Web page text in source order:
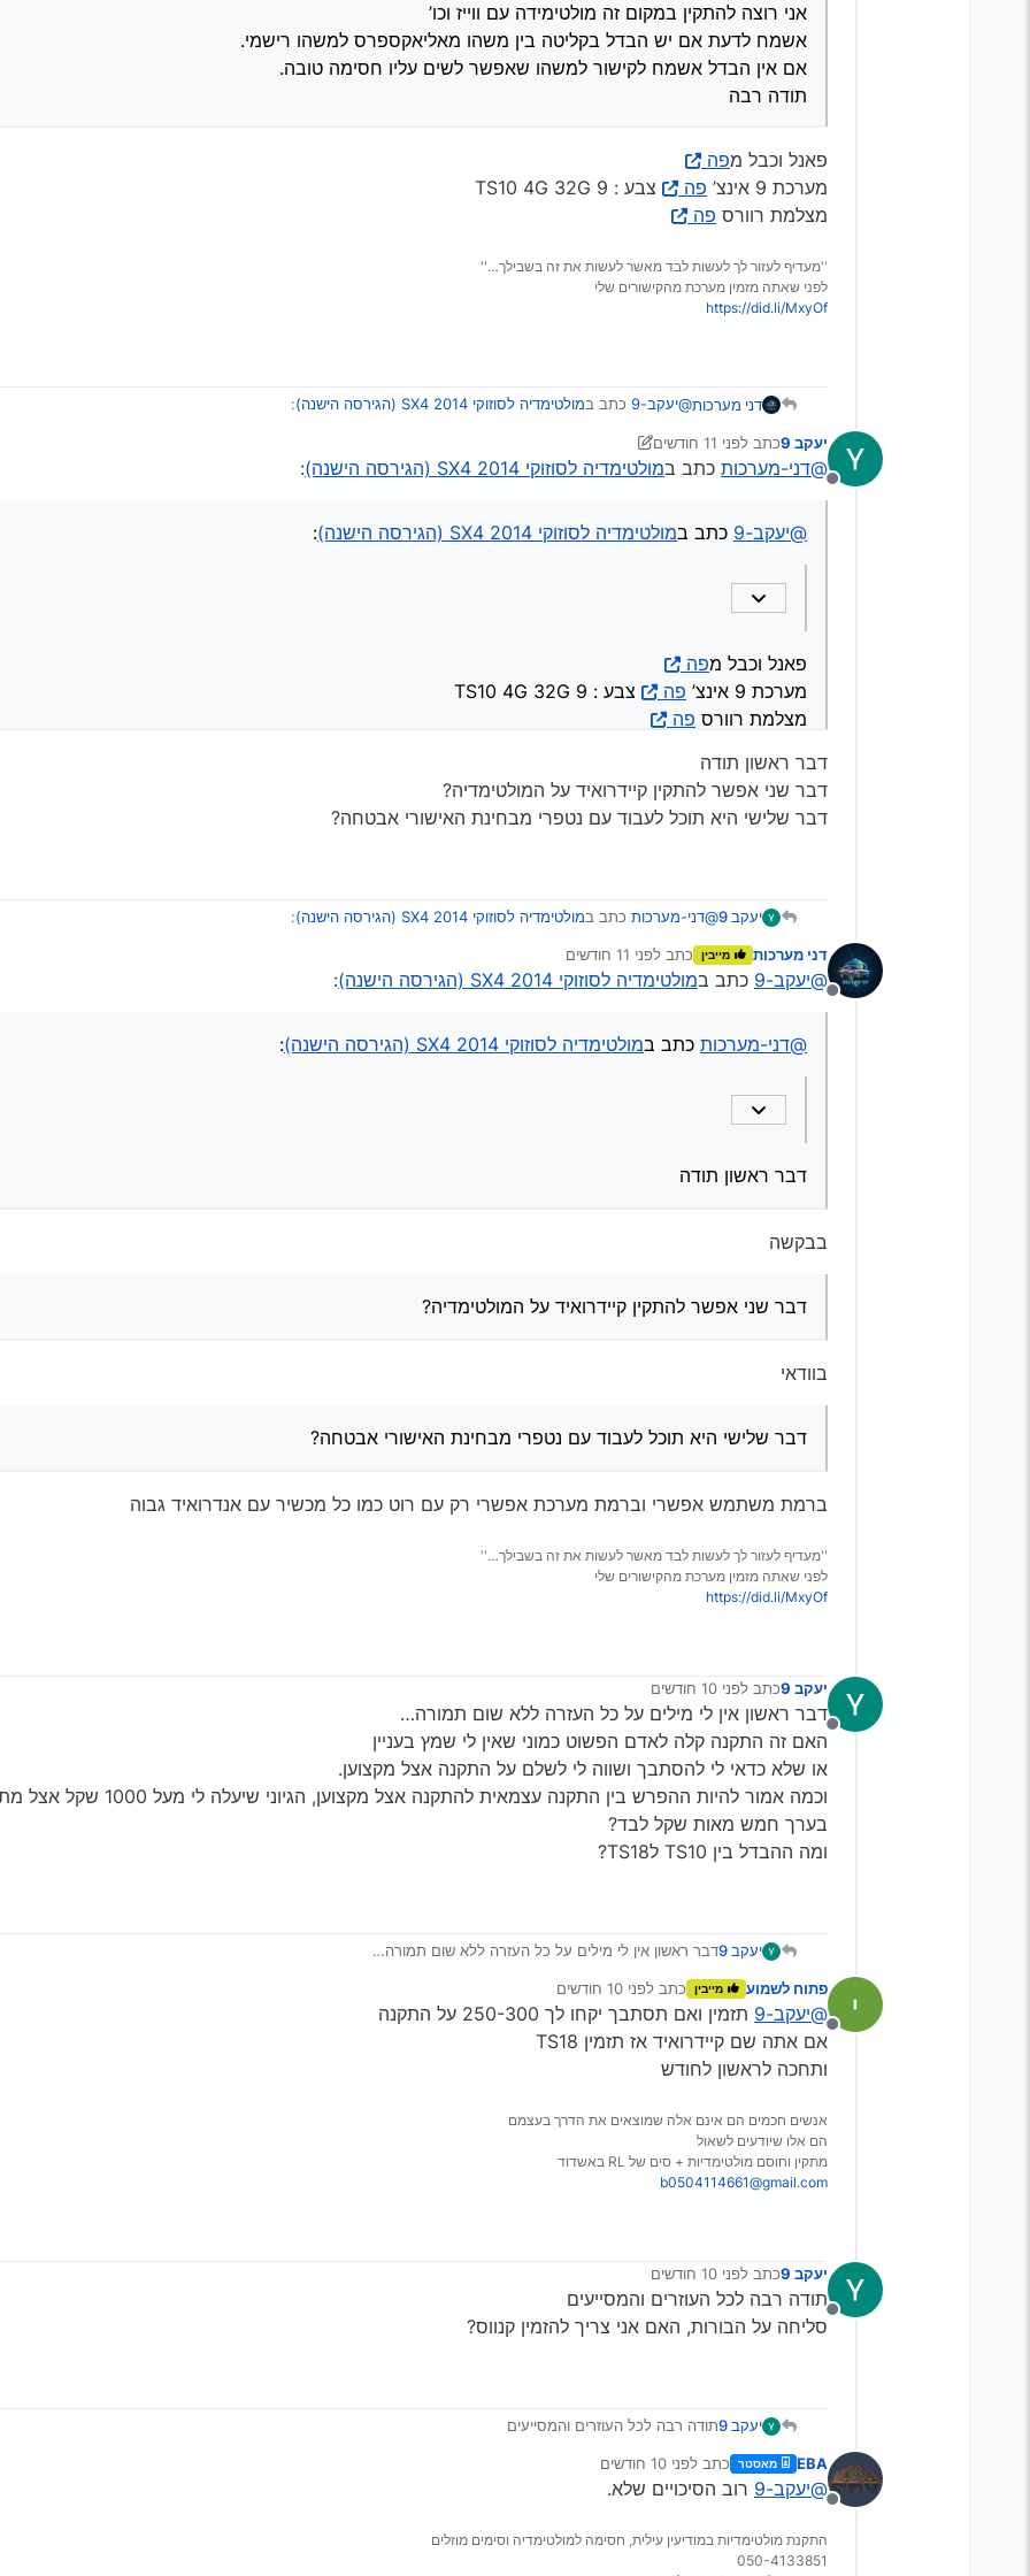
אני רוצה להתקין במקום זה מולטימידה עם ווייז וכו’
אשמח לדעת אם יש הבדל בקליטה בין משהו מאליאקספרס למשהו רישמי.
אם אין הבדל אשמח לקישור למשהו שאפשר לשים עליו חסימה טובה.
תודה רבה
פאנל וכבל מפה
מערכת 9 אינצ’
פה
צבע : 9 TS10 4G 32G
מצלמת רוורס פה
''מעדיף לעזור לך לעשות לבד מאשר לעשות את זה בשבילך…''
לפני שאתה מזמין מערכת מהקישורים שלי
https://did.li/MxyOf
דני מערכות@יעקב-9 כתב במולטימדיה לסוזוקי 2014 SX4 (הגירסה הישנה) :
שלום וברכה
אני רוצה להתקין במקום זה מולטימידה עם ווייז וכו’
מערכת 9 אינצ’
פהצבע : 9 TS10 4G 32G
מנותק
יעקב 9 כתב לפני 11 חודשים
נערך לאחרונה על ידי יעקב 9
@דני-מערכות כתב במולטימדיה לסוזוקי 2014 SX4 (הגירסה הישנה) :
@יעקב-9 כתב במולטימדיה לסוזוקי 2014 SX4 (הגירסה הישנה) :
פאנל וכבל מפה
מערכת 9 אינצ’
פה
צבע : 9 TS10 4G 32G
מצלמת רוורס פה
דבר ראשון תודה
דבר שני אפשר להתקין קיידרואיד על המולטימדיה?
דבר שלישי היא תוכל לעבוד עם נטפרי מבחינת האישורי אבטחה?
יעקב 9 @דני-מערכות כתב במולטימדיה לסוזוקי 2014 SX4 (הגירסה הישנה) :
@יעקב-9 כתב במולטימדיה לסוזוקי 2014 SX4 (הגירסה הישנה)
שלום וברכה
קניתי סוזוקי SX4 2014 הגירסה הישנה אם זה משנה.
דבר שני אפשר להתקין קיידרואיד על המולטימדיה?
מנותק
דני מערכות מייבין כתב לפני 11 חודשים
נערך לאחרונה על ידי
@יעקב-9 כתב במולטימדיה לסוזוקי 2014 SX4 (הגירסה הישנה) :
@דני-מערכות כתב במולטימדיה לסוזוקי 2014 SX4 (הגירסה הישנה) :
דבר ראשון תודה
בבקשה
דבר שני אפשר להתקין קיידרואיד על המולטימדיה?
בוודאי
דבר שלישי היא תוכל לעבוד עם נטפרי מבחינת האישורי אבטחה?
ברמת משתמש אפשרי וברמת מערכת אפשרי רק עם רוט כמו כל מכשיר עם אנדרואיד גבוה
''מעדיף לעזור לך לעשות לבד מאשר לעשות את זה בשבילך…''
לפני שאתה מזמין מערכת מהקישורים שלי
https://did.li/MxyOf
מנותק
יעקב 9 כתב לפני 10 חודשים
נערך לאחרונה על ידי
דבר ראשון אין לי מילים על כל העזרה ללא שום תמורה…
האם זה התקנה קלה לאדם הפשוט כמוני שאין לי שמץ בעניין
או שלא כדאי לי להסתבך ושווה לי לשלם על התקנה אצל מקצוען.
וכמה אמור להיות ההפרש בין התקנה עצמאית
בערך חמש מאות שקל לבד?
ומה ההבדל בין TS10 לTS18?
יעקב 9 דבר ראשון אין לי מילים על כל העזרה ללא שום תמורה…
או שלא כדאי לי להסתבך ושווה לי לשלם על התקנה אצל מקצוען.
מאות שקל לבד?
ומה ההבדל בין TS10 לTS18?
מנותק
פתוח לשמוע מייבין כתב לפני 10 חודשים
נערך לאחרונה על ידי
@יעקב-9
תזמין ואם תסתבך יקחו לך 250-300 על התקנה
אם אתה שם קיידרואיד אז תזמין TS18
ותחכה לראשון לחודש
אנשים חכמים הם אינם אלה שמוצאים את הדרך בעצמם
הם אלו שיודעים לשאול
מתקין וחוסם מולטימדיות + סים של RL באשדוד
b0504114661@gmail.com
מנותק
יעקב 9 כתב לפני 10 חודשים
נערך לאחרונה על ידי
תודה רבה לכל העוזרים והמסייעים
סליחה על הבורות, האם אני צריך להזמין קנווס?
יעקב 9 תודה רבה לכל העוזרים והמסייעים
מנותק
EBA מאסטר כתב לפני 10 חודשים
נערך לאחרונה על ידי
@יעקב-9 רוב הסיכויים שלא.
התקנת מולטימדיות במודיעין עילית, חסימה למולטימדיה וסימים מוזלים
050-4133851